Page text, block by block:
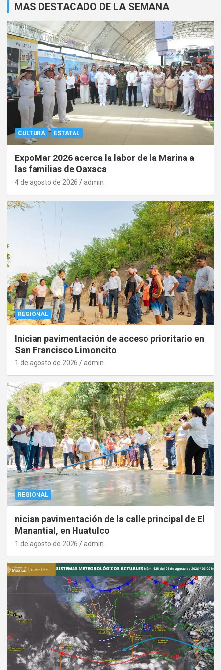
MAS DESTACADO DE LA SEMANA
CULTURA ESTATAL
ExpoMar 2026 acerca la labor de la Marina a
las familias de Oaxaca
4 de agosto de 2026 admin
REGIONAL
Inician pavimentación de acceso prioritario en
San Francisco Limoncito
1 de agosto de 2026 admin
REGIONAL
nician pavimentación de la calle principal de El
Manantial, en Huatulco
1 de agosto de 2026 admin